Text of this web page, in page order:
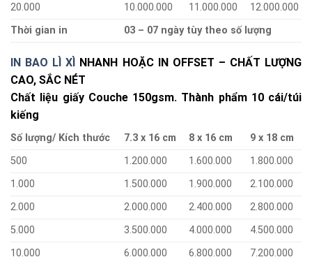
20.000
10.000.000 11.000.000
12.000.000
Thời gian in
03 – 07 ngày tùy theo số lượng
IN BAO LÌ XÌ NHANH HOẶC IN OFFSET – CHẤT LƯỢNG
CAO, SẮC NÉT
Chất liệu giấy Couche 150gsm. Thành phẩm 10 cái/túi
kiếng
Số lượng/ Kích thước 7.3 x 16 cm 8 x 16 cm
9 x 18 cm
500
1.200.000 1.600.000
1.800.000
1.000
1.500.000 1.900.000
2.100.000
2.000
2.000.000 2.400.000
2.800.000
5.000
3.500.000 4.000.000
4.500.000
10.000
6.000.000 6.800.000
7.200.000